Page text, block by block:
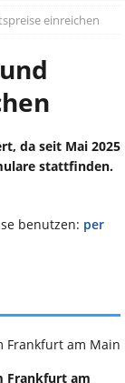
einreichen
da seit Mai 2025
stattfinden.
benutzen: per
Frankfurt am